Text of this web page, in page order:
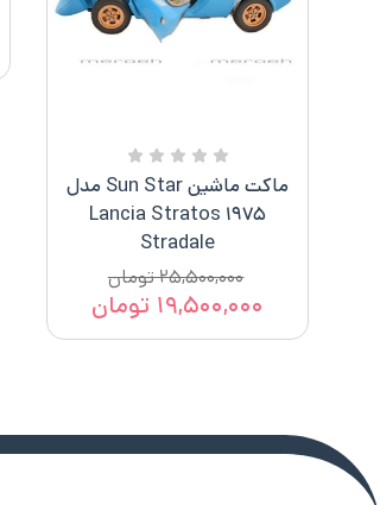
ماکت ماشین Sun Star مدل
۱۹۷۵ Lancia Stratos
Stradale
۲۵,۵۰۰,۰۰۰تومان
۱۹,۵۰۰,۰۰۰ تومان